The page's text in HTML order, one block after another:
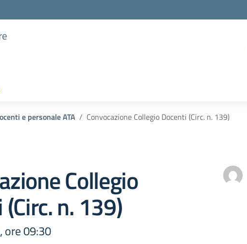
e personale ATA Convocazione Collegio Docenti (Circ. n. 139)
Collegio
n. 139)
ore 09:30